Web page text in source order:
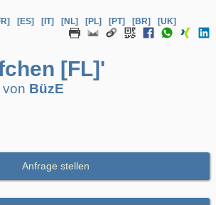
[ES] [IT] [NL] [PL] [PT] [BR] [UK]
[FL]'
BüzE
Anfrage stellen